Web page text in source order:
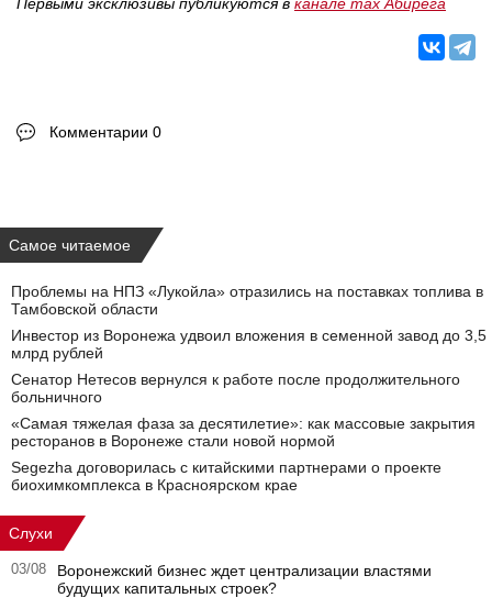
Комментарии 0
Самое читаемое
Проблемы на НПЗ «Лукойла» отразились на поставках топлива в
Тамбовской области
Инвестор из Воронежа удвоил вложения в семенной завод до 3,5
млрд рублей
Сенатор Нетесов вернулся к работе после продолжительного
больничного
«Самая тяжелая фаза за десятилетие»: как массовые закрытия
ресторанов в Воронеже стали новой нормой
Segezha договорилась с китайскими партнерами о проекте
биохимкомплекса в Красноярском крае
Слухи
03/08
Воронежский бизнес ждет централизации властями
будущих капитальных строек?